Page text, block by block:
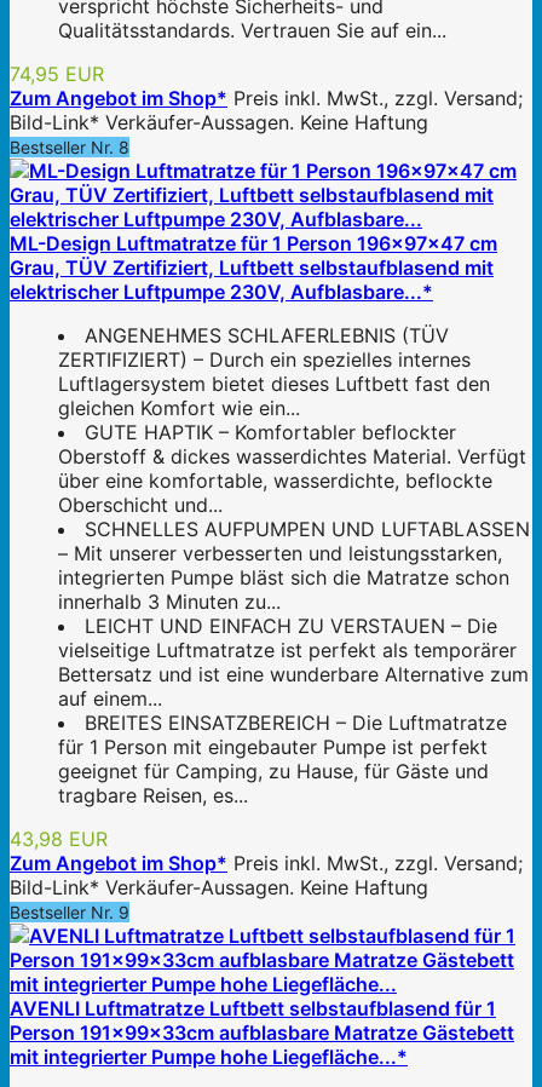
verspricht höchste Sicherheits- und
Qualitätsstandards. Vertrauen Sie auf ein...
74,95 EUR
Zum Angebot im Shop* Preis inkl. MwSt., zzgl. Versand;
Bild-Link* Verkäufer-Aussagen. Keine Haftung
Bestseller Nr. 8
ML-Design Luftmatratze für 1 Person 196x97x47 cm
Grau, TÜV Zertifiziert, Luftbett selbstaufblasend mit
elektrischer Luftpumpe 230V, Aufblasbare...*
ANGENEHMES SCHLAFERLEBNIS (TÜV
ZERTIFIZIERT) – Durch ein spezielles internes
Luftlagersystem bietet dieses Luftbett fast den
gleichen Komfort wie ein...
GUTE HAPTIK – Komfortabler beflockter
Oberstoff & dickes wasserdichtes Material. Verfügt
über eine komfortable, wasserdichte, beflockte
Oberschicht und...
SCHNELLES AUFPUMPEN UND LUFTABLASSEN
– Mit unserer verbesserten und leistungsstarken,
integrierten Pumpe bläst sich die Matratze schon
innerhalb 3 Minuten zu...
LEICHT UND EINFACH ZU VERSTAUEN – Die
vielseitige Luftmatratze ist perfekt als temporärer
Bettersatz und ist eine wunderbare Alternative zum
auf einem...
BREITES EINSATZBEREICH – Die Luftmatratze
für 1 Person mit eingebauter Pumpe ist perfekt
geeignet für Camping, zu Hause, für Gäste und
tragbare Reisen, es...
43,98 EUR
Zum Angebot im Shop* Preis inkl. MwSt., zzgl. Versand;
Bild-Link* Verkäufer-Aussagen. Keine Haftung
Bestseller Nr. 9
AVENLI Luftmatratze Luftbett selbstaufblasend für 1
Person 191x99x33cm aufblasbare Matratze Gästebett
mit integrierter Pumpe hohe Liegefläche...*